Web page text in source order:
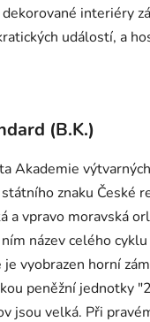
interiéry
událostí, a
(B.K.)
Akademie
znaku České
a vpravo moravská
název celého
vyobrazen horní
peněžní jednotky
jsou velká. Při